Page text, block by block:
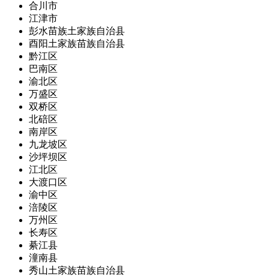
合川市
江津市
彭水苗族土家族自治县
酉阳土家族苗族自治县
黔江区
巴南区
渝北区
万盛区
双桥区
北碚区
南岸区
九龙坡区
沙坪坝区
江北区
大渡口区
渝中区
涪陵区
万州区
长寿区
綦江县
潼南县
秀山土家族苗族自治县